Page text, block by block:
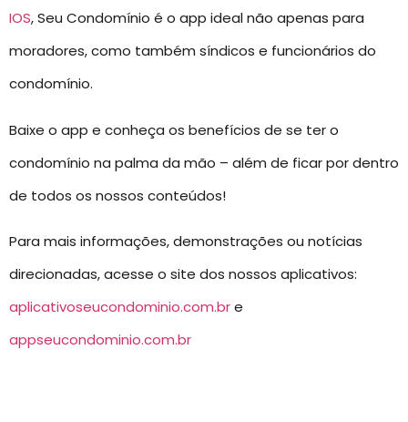
IOS, Seu Condomínio é o app ideal não apenas para
moradores, como também síndicos e funcionários do
condomínio.
Baixe o app e conheça os benefícios de se ter o
condomínio na palma da mão – além de ficar por dentro
de todos os nossos conteúdos!
Para mais informações, demonstrações ou notícias
direcionadas, acesse o site dos nossos aplicativos:
aplicativoseucondominio.com.bre
appseucondominio.com.br